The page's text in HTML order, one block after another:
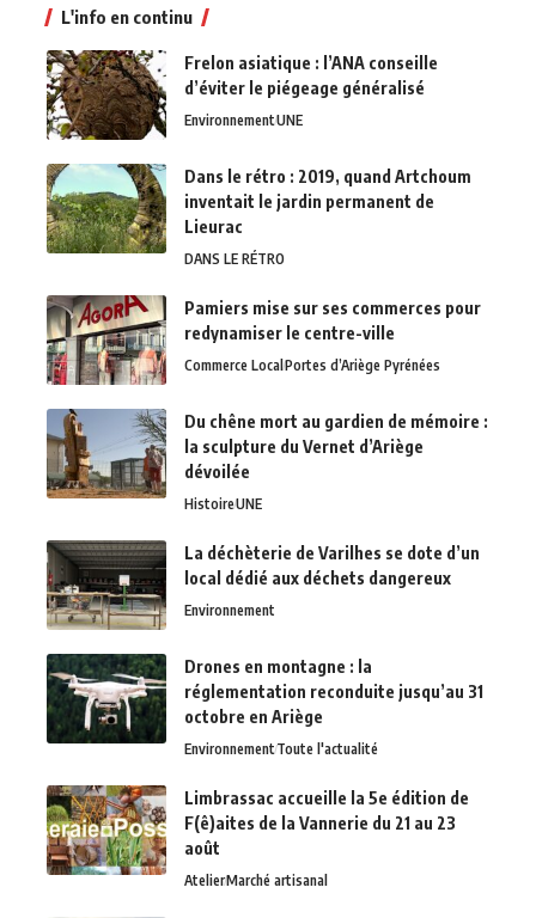
L'info en continu
Frelon asiatique : l’ANA conseille
d’éviter le piégeage généralisé
EnvironnementUNE
Dans le rétro : 2019, quand Artchoum
inventait le jardin permanent de
Lieurac
DANS LE RÉTRO
Pamiers mise sur ses commerces pour
redynamiser le centre-ville
Commerce LocalPortes d’Ariège Pyrénées
Du chêne mort au gardien de mémoire :
la sculpture du Vernet d’Ariège
dévoilée
HistoireUNE
La déchèterie de Varilhes se dote d’un
local dédié aux déchets dangereux
Environnement
Drones en montagne : la
réglementation reconduite jusqu’au 31
octobre en Ariège
EnvironnementToute l'actualité
Limbrassac accueille la 5e édition de
F(ê)aites de la Vannerie du 21 au 23
août
AtelierMarché artisanal